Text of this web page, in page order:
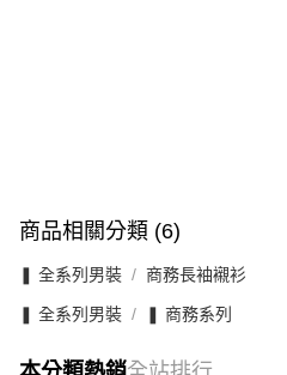
商品相關分類 (6)
❚ 全系列男裝 商務長袖襯衫
❚ 全系列男裝 ❚ 商務系列